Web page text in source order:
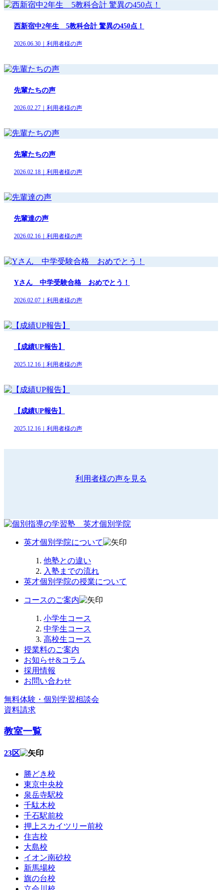
西新宿中2年生 5教科合計 驚異の450点！
2026.06.30｜利用者様の声
先輩たちの声
2026.02.27｜利用者様の声
先輩たちの声
2026.02.18｜利用者様の声
先輩達の声
2026.02.16｜利用者様の声
Yさん 中学受験合格 おめでとう！
2026.02.07｜利用者様の声
【成績UP報告】
2025.12.16｜利用者様の声
【成績UP報告】
2025.12.16｜利用者様の声
利用者様の声を見る
英才個別学院について
他塾との違い
入塾までの流れ
英才個別学院の授業について
コースのご案内
小学生コース
中学生コース
高校生コース
授業料のご案内
お知らせ&コラム
採用情報
お問い合わせ
無料体験・個別学習相談会
資料請求
教室一覧
23区
勝どき校
東京中央校
泉岳寺駅校
千駄木校
千石駅前校
押上スカイツリー前校
住吉校
大島校
イオン南砂校
新馬場校
旗の台校